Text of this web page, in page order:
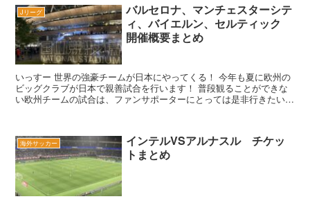
Jリーグ
バルセロナ、マンチェスターシテ
ィ、バイエルン、セルティック
開催概要まとめ
いっすー 世界の強豪チームが日本にやってくる！ 今年も夏に欧州の
ビッグクラブが日本で親善試合を行います！ 普段観ることができな
い欧州チームの試合は、ファンサポーターにとっては是非行きたいで
海外サッカー
インテルVSアルナスル チケッ
トまとめ